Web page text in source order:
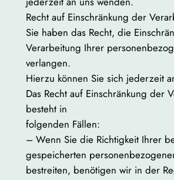
Recht auf Einschränkung der
Sie haben das Recht, die
Verarbeitung Ihrer
verlangen.
Hierzu können Sie sich jederzeit
Das Recht auf Einschränkung der
besteht in
folgenden Fällen:
– Wenn Sie die Richtigkeit Ihrer
gespeicherten
bestreiten, benötigen wir in der